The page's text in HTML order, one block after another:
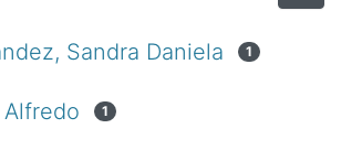
Sandra Daniela 1
1